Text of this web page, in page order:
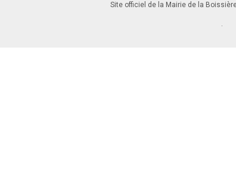
Site officiel de la Mairie de la
.